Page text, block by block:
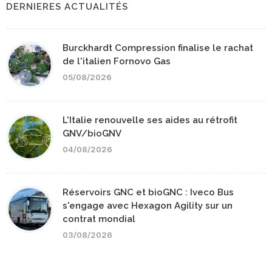
DERNIERES ACTUALITÉS
Burckhardt Compression finalise le rachat
de l'italien Fornovo Gas
05/08/2026
L'Italie renouvelle ses aides au rétrofit
GNV/bioGNV
04/08/2026
Réservoirs GNC et bioGNC : Iveco Bus
s'engage avec Hexagon Agility sur un
contrat mondial
03/08/2026